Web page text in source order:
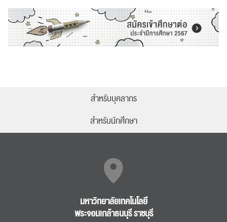
สำหรับบุคลากร
สำหรับนักศึกษา
มหาวิทยาลัยเทคโนโลยี
พระจอมเกล้าธนบุรี ราชบุรี